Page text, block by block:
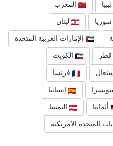
ليبيا المغرب
سوريا لبنان
الإمارات العربية المتحدة
قطر الكويت
فرنسا
إسبانيا
ألمانيا النمسا
المتحدة الأمريكية